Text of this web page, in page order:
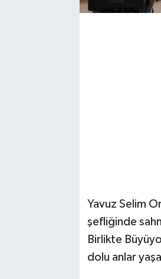
Yavuz Selim
şefliğinde
Birlikte
dolu anlar
Sonsöz Özel